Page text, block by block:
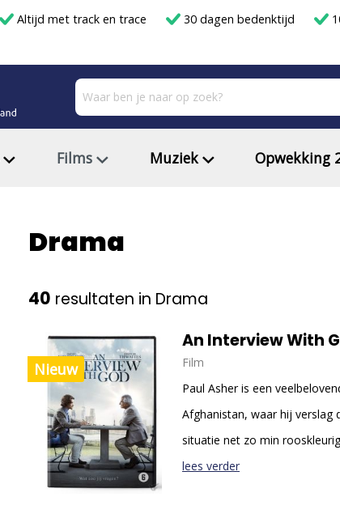
Altijd met track en trace 30 dagen bedenktijd
Films Muziek Opwekking
Drama
40 resultaten in Drama
Nieuw
An Interview With
Film
Paul Asher is een
Afghanistan, waar hij verslag
situatie net zo min
lees verder